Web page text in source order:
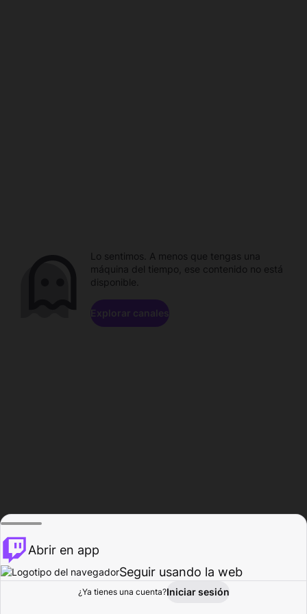
Explorar Actividad
Lo sentimos. A menos que tengas una
máquina del tiempo, ese contenido no está
disponible.
Explorar canales
Abrir en app
Seguir usando la web
¿Ya tienes una cuenta?Iniciar sesión